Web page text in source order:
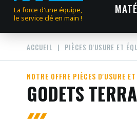
La force d'une équipe,
le service clé en main !
ACCUEIL PIÈCES D'USURE ET
NOTRE OFFRE PIÈCES D'USURE
GODETS